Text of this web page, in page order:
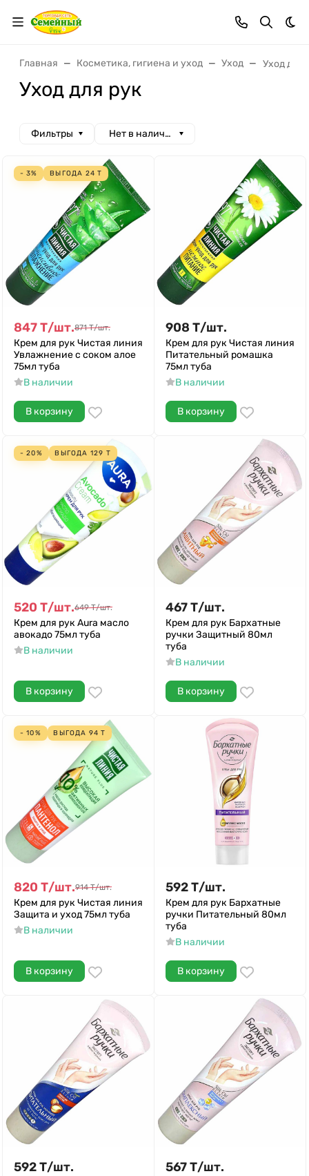
Главная Косметика, гигиена и уход Уход Уход для
Уход для рук
Фильтры Нет в наличии
- 3% ВЫГОДА 24 Т
847Т/шт.871 Т/шт.
Крем для рук Чистая линия
Увлажнение с соком алое
75мл туба
В наличии
В корзину
908 Т/шт.
Крем для рук Чистая линия
Питательный ромашка
75мл туба
В наличии
В корзину
- 20% ВЫГОДА 129 Т
520 Т/шт.649 Т/шт.
Крем для рук Aura масло
авокадо 75мл туба
В наличии
В корзину
467Т/шт.
Крем для рук Бархатные
ручки Защитный 80мл
туба
В наличии
В корзину
- 10% ВЫГОДА 94 Т
820 Т/шт.914 Т/шт.
Крем для рук Чистая линия
Защита и уход 75мл туба
В наличии
В корзину
592Т/шт.
Крем для рук Бархатные
ручки Питательный 80мл
туба
В наличии
В корзину
592Т/шт. 567Т/шт.